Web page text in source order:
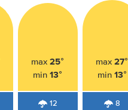
max25°
min13°
12
max27°
min 13°
8